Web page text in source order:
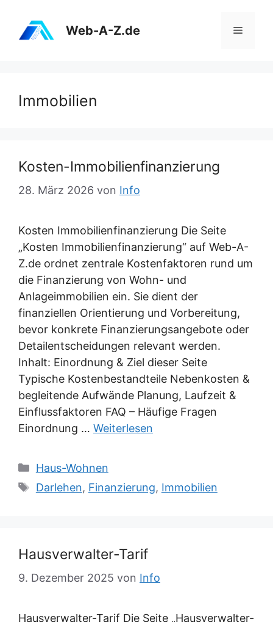
Inhalt
springen
Web-A-Z.de Menü
Immobilien
Kosten-Immobilienfinanzierung
28. März 2026 von Info
Kosten Immobilienfinanzierung Die Seite
„Kosten Immobilienfinanzierung“ auf Web-A-
Z.de ordnet zentrale Kostenfaktoren rund um
die Finanzierung von Wohn- und
Anlageimmobilien ein. Sie dient der
finanziellen Orientierung und Vorbereitung,
bevor konkrete Finanzierungsangebote oder
Detailentscheidungen relevant werden.
Inhalt: Einordnung & Ziel dieser Seite
Typische Kostenbestandteile Nebenkosten &
begleitende Aufwände Planung, Laufzeit &
Einflussfaktoren FAQ – Häufige Fragen
Einordnung … Weiterlesen
Kategorien
Haus-Wohnen
Schlagwörter
Darlehen, Finanzierung, Immobilien
Hausverwalter-Tarif
9. Dezember 2025 von Info
Hausverwalter-Tarif Die Seite „Hausverwalter-